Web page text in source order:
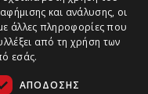
και ανάλυσης, οι
άλλες πληροφορίες που
από τη χρήση των
εσάς.
ΑΠΌΔΟΣΗΣ